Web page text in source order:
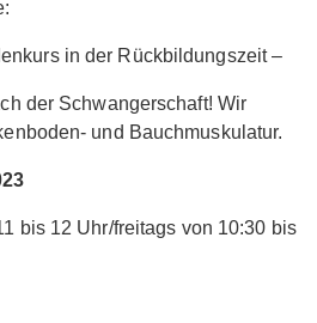
in der Rückbildungszeit –
der Schwangerschaft! Wir
und Bauchmuskulatur.
bis 12 Uhr/freitags von 10:30 bis